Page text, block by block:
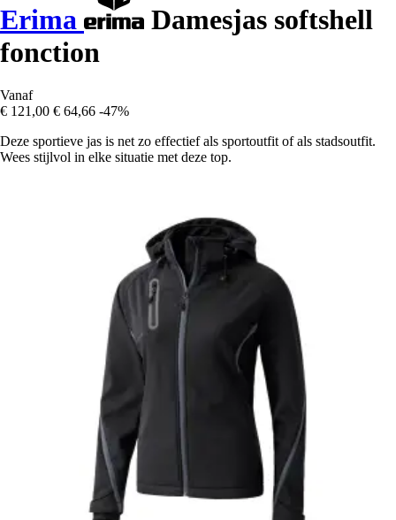
Erima
Damesjas softshell
fonction
Vanaf
€ 121,00 € 64,66 -47%
Deze sportieve jas is net zo effectief als sportoutfit of als stadsoutfit.
Wees stijlvol in elke situatie met deze top.